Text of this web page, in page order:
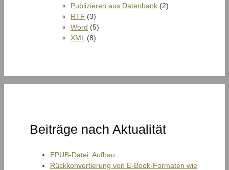
Publizieren aus Datenbank (2)
RTF (3)
Word (5)
XML (8)
Beiträge nach Aktualität
EPUB-Datei: Aufbau
Rückkonvertierung von E-Book-Formaten wie